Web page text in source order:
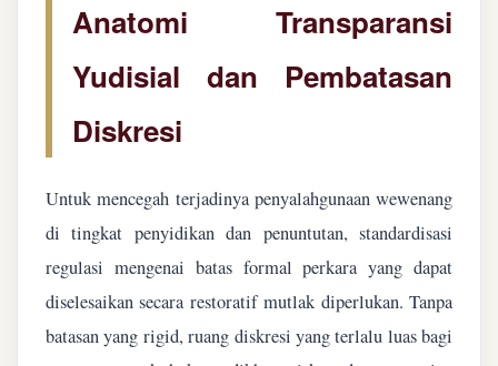
Anatomi Transparansi
Yudisial dan Pembatasan
Diskresi
Untuk mencegah terjadinya penyalahgunaan wewenang
di tingkat penyidikan dan penuntutan, standardisasi
regulasi mengenai batas formal perkara yang dapat
diselesaikan secara restoratif mutlak diperlukan. Tanpa
batasan yang rigid, ruang diskresi yang terlalu luas bagi